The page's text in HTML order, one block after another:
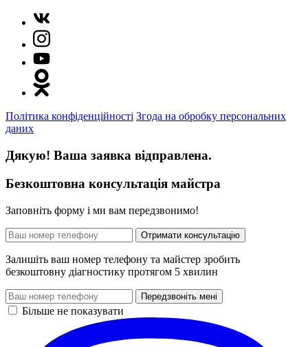
Політика конфіденційності Згода на обробку персональних
даних
Дякую! Ваша заявка відправлена.
Безкоштовна консультація майстра
Заповніть форму і ми вам передзвонимо!
Отримати консультацію
Залишіть ваш номер телефону та майстер зробить
безкоштовну діагностику протягом 5 хвилин
Передзвоніть мені
Більше не показувати